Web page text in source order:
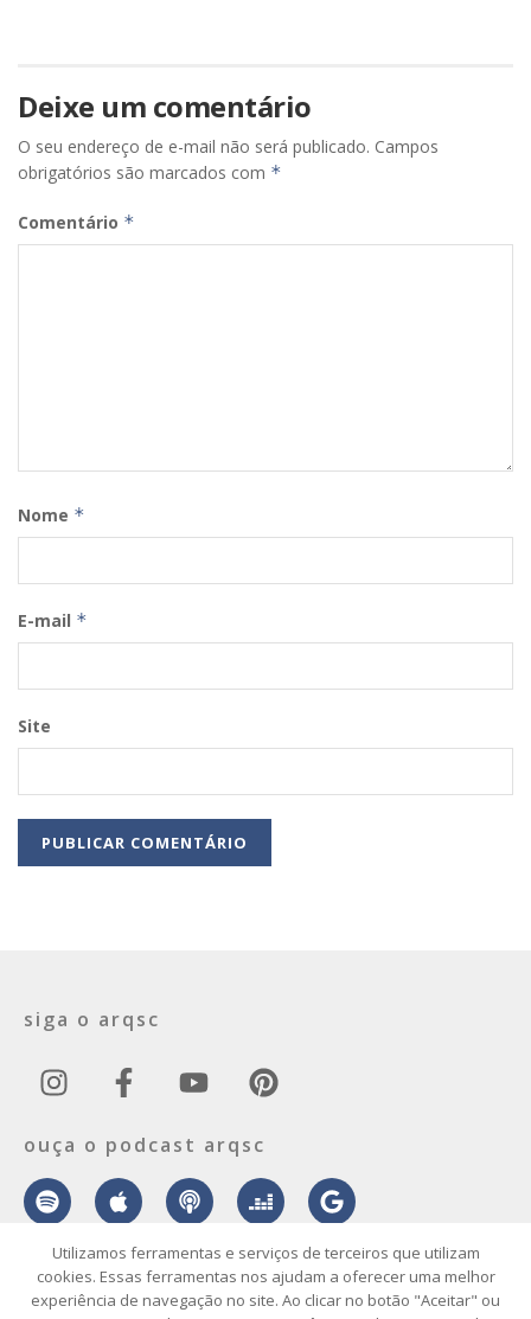
Deixe um comentário
O seu endereço de e-mail não será publicado. Campos
obrigatórios são marcados com *
Comentário *
Nome *
E-mail *
Site
siga o arqsc
ouça o podcast arqsc
sobre contato envie seu projeto publicidade vídeo podcast
Utilizamos ferramentas e serviços de terceiros que utilizam
cookies. Essas ferramentas nos ajudam a oferecer uma melhor
experiência de navegação no site. Ao clicar no botão "Aceitar" ou